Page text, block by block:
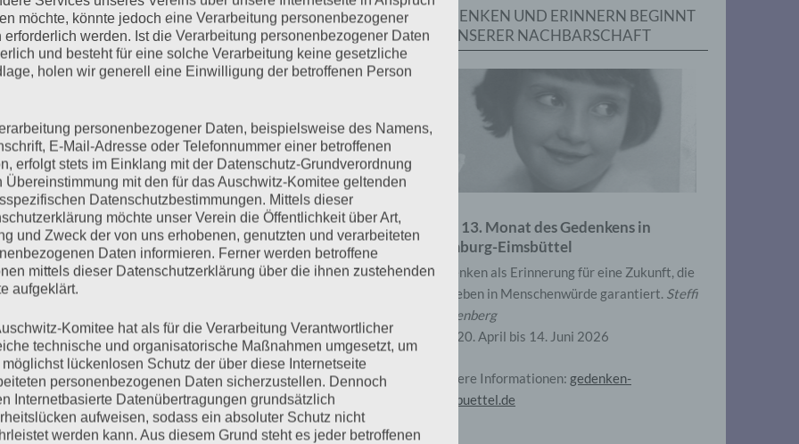
unter:
den Angehörigen dein Beileid zu bekunden, deiner
zu verleihen oder um ihr einige letzte Worte des
im Mai 1945 und meine Hoffnungen
Gedenktag des Holocaust
der Veranstaltung des Auschwitz-Komitees
GEDENKEN UND ERINNERN BEGINNT
IN UNSERER NACHBARSCHAFT
Zum 13. Monat des Gedenkens in
Hamburg-Eimsbüttel
Gedenken als Erinnerung für eine Zukunft, die
ein Leben in Menschenwürde garantiert. Steffi
Wittenberg
Vom 20. April bis 14. Juni 2026
Weitere Informationen: gedenken-
eimsbuettel.de
möchte, könnte jedoch eine Verarbeitung personenbezogener
erforderlich werden. Ist die Verarbeitung personenbezogener Daten
und besteht für eine solche Verarbeitung keine gesetzliche
holen wir generell eine Einwilligung der betroffenen Person
personenbezogener Daten, beispielsweise des Namens,
E-Mail-Adresse oder Telefonnummer einer betroffenen
erfolgt stets im Einklang mit der Datenschutz-Grundverordnung
Übereinstimmung mit den für das Auschwitz-Komitee geltenden
Datenschutzbestimmungen. Mittels dieser
möchte unser Verein die Öffentlichkeit über Art,
und Zweck der von uns erhobenen, genutzten und verarbeiteten
Daten informieren. Ferner werden betroffene
mittels dieser Datenschutzerklärung über die ihnen zustehenden
aufgeklärt.
Komitee hat als für die Verarbeitung Verantwortlicher
technische und organisatorische Maßnahmen umgesetzt, um
lückenlosen Schutz der über diese Internetseite
personenbezogenen Daten sicherzustellen. Dennoch
Internetbasierte Datenübertragungen grundsätzlich
aufweisen, sodass ein absoluter Schutz nicht
werden kann. Aus diesem Grund steht es jeder betroffenen